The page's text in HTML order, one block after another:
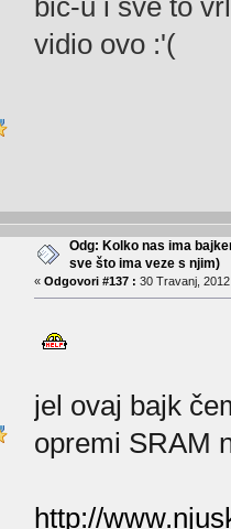
bic-u i sve to
vidio ovo :'(
Odg: Kolko nas ima
sve što ima veze s njim)
« Odgovori #137 : 30 Travanj,
jel ovaj bajk
opremi SRAM
http://